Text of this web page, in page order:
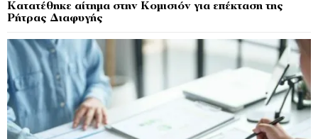
Κατατέθηκε αίτημα στην Κομισιόν για επέκταση της
Ρήτρας Διαφυγής